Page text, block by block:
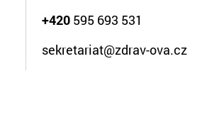
+420 595 693 531
sekretariat@zdrav-ova.cz